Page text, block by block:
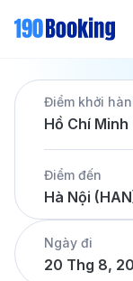
Trang chủ
Vé máy bay
Dịch vụ
Khách sạn
Tin tứcLiên hệ
Hotline
028
Tiếng Việt
Điểm khởi
Hồ Chí Minh
Điểm đến
Hà Nội
Ngày đi
20 Thg 8,